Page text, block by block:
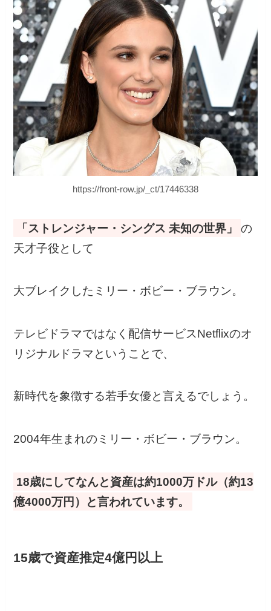
https://front-row.jp/_ct/17446338
「ストレンジャー・シングス 未知の世界」
の
天才子役として
大ブレイクしたミリー・ボビー・ブラウン。
テレビドラマではなく配信サービスNetflixのオ
リジナルドラマということで、
新時代を象徴する若手女優と言えるでしょう。
2004年生まれのミリー・ボビー・ブラウン。
18歳にしてなんと資産は約1000万ドル（約13
億4000万円）と言われています。
15歳で資産推定4億円以上